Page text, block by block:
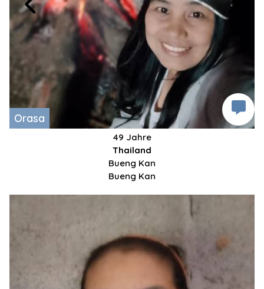
Orasa
49 Jahre
Thailand
Bueng Kan
Bueng Kan